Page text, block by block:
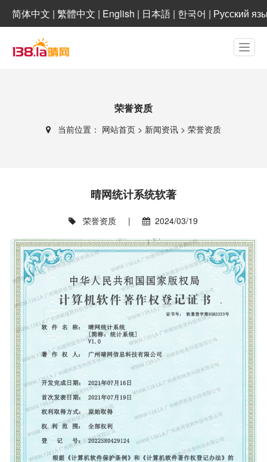
简体中文 | 繁體中文 | English | 日本語 | 한국어 | Русский
荣誉资质
当前位置： 网站首页 > 新闻资讯 > 荣誉资质
晴网统计系统软著
荣誉资质 | 2024/03/19